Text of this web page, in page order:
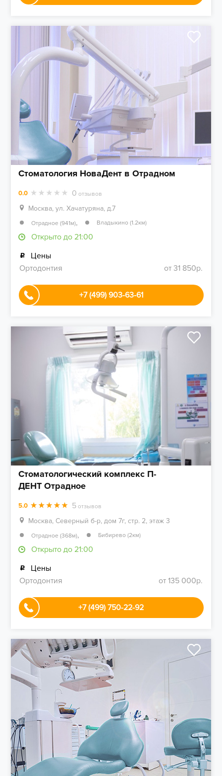
Стоматология НоваДент в Отрадном
0.0 0 отзывов
Москва, ул. Хачатуряна, д.7
Отрадное (941м), Владыкино (1.2км)
Открыто до 21:00
Цены
Ортодонтия
от 31 850р.
+7 (499) 903-63-61
Стоматологический комплекс П-
ДЕНТ Отрадное
5.0 5 отзывов
Москва, Северный б-р, дом 7г, стр. 2, этаж 3
Отрадное (368м), Бибирево (2км)
Открыто до 21:00
Цены
Ортодонтия
от 135 000р.
+7 (499) 750-22-92